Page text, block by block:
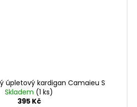
úpletový kardigan Camaieu S
Skladem (1 ks)
395 Kč